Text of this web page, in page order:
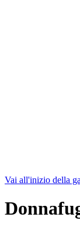
Vai all'inizio della